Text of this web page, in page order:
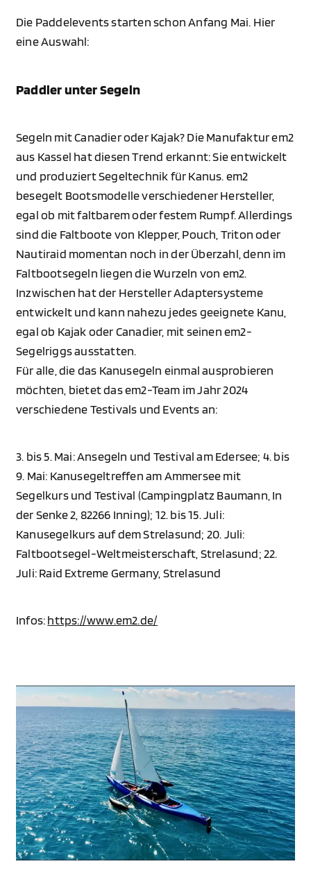
Die Paddelevents starten schon Anfang Mai. Hier
eine Auswahl:
Paddler unter Segeln
Segeln mit Canadier oder Kajak? Die Manufaktur em2
aus Kassel hat diesen Trend erkannt: Sie entwickelt
und produziert Segeltechnik für Kanus. em2
besegelt Bootsmodelle verschiedener Hersteller,
egal ob mit faltbarem oder festem Rumpf. Allerdings
sind die Faltboote von Klepper, Pouch, Triton oder
Nautiraid momentan noch in der Überzahl, denn im
Faltbootsegeln liegen die Wurzeln von em2.
Inzwischen hat der Hersteller Adaptersysteme
entwickelt und kann nahezu jedes geeignete Kanu,
egal ob Kajak oder Canadier, mit seinen em2-
Segelriggs ausstatten.
Für alle, die das Kanusegeln einmal ausprobieren
möchten, bietet das em2-Team im Jahr 2024
verschiedene Testivals und Events an:
3. bis 5. Mai: Ansegeln und Testival am Edersee; 4. bis
9. Mai: Kanusegeltreffen am Ammersee mit
Segelkurs und Testival (Campingplatz Baumann, In
der Senke 2, 82266 Inning); 12. bis 15. Juli:
Kanusegelkurs auf dem Strelasund; 20. Juli:
Faltbootsegel-Weltmeisterschaft, Strelasund; 22.
Juli: Raid Extreme Germany, Strelasund
Infos:https://www.em2.de/